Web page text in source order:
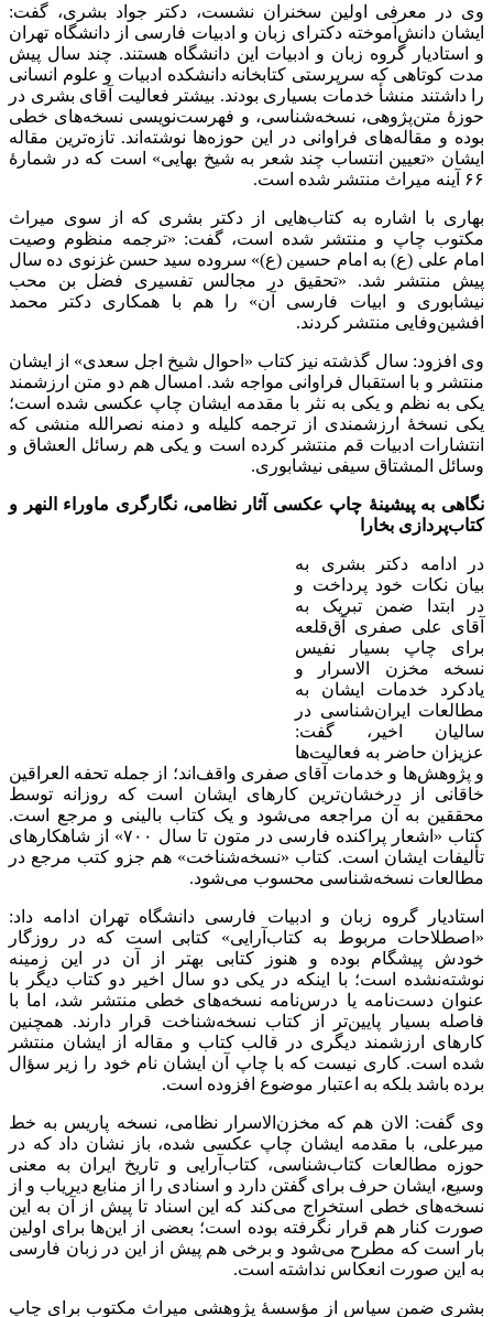
وی در معرفی اولین سخنران نشست، دکتر جواد بشری، گفت:
ایشان دانش‌آموخته دکترای زبان و ادبیات فارسی از دانشگاه تهران
و استادیار گروه زبان و ادبیات این دانشگاه هستند. چند سال پیش
مدت کوتاهی که سرپرستی کتابخانه دانشکده ادبیات و علوم انسانی
را داشتند منشأ خدمات بسیاری بودند. بیشتر فعالیت آقای بشری در
حوزۀ متن‌پژوهی، نسخه‌شناسی، و فهرست‌نویسی نسخه‌های خطی
بوده و مقاله‌های فراوانی در این حوزه‌ها نوشته‌اند. تازه‌ترین مقاله
ایشان «تعیین انتساب چند شعر به شیخ بهایی» است که در شمارۀ
۶۶ آینه میراث منتشر شده است.
بهاری با اشاره به کتاب‌هایی از دکتر بشری که از سوی میراث
مکتوب چاپ و منتشر شده است، گفت: «ترجمه منظوم وصیت‌
امام علی (ع) به امام حسین (ع)» سروده سید حسن غزنوی ده سال
پیش منتشر شد. «تحقیق در مجالس تفسیری فضل بن محب
نیشابوری و ابیات فارسی آن» را هم با همکاری دکتر محمد
افشین‌وفایی منتشر کردند‌.
وی افزود: سال گذشته نیز کتاب «احوال شیخ اجل سعدی» از ایشان
منتشر و با استقبال فراوانی مواجه شد. امسال هم دو متن ارزشمند
یکی به نظم و یکی به نثر با مقدمه ایشان چاپ عکسی شده است؛
یکی نسخۀ ارزشمندی از ترجمه کلیله و دمنه نصرالله منشی که
انتشارات ادبیات قم منتشر ‌کرده است و یکی هم رسائل العشاق و
وسائل المشتاق سیفی نیشابوری.
نگاهی به پیشینۀ چاپ عکسی آثار نظامی، نگارگری ماوراء النهر و
کتاب‌پردازی بخارا
در ادامه دکتر بشری به
بیان نکات خود پرداخت و
در ابتدا ضمن تبریک به
آقای علی صفری آق‌قلعه
برای چاپ بسیار نفیس
نسخه مخزن الاسرار و
یادکرد خدمات ایشان به
مطالعات ایران‌شناسی در
سالیان اخیر، گفت:
عزیزان حاضر به فعالیت‌ها
و پژوهش‌ها و خدمات آقای صفری واقف‌اند؛ از جمله تحفه ‌العراقین
خاقانی از درخشان‌ترین کارهای ایشان است که روزانه توسط
محققین به آن مراجعه می‌شود و یک کتاب بالینی و مرجع است.
کتاب «اشعار پراکنده فارسی در متون تا سال ۷۰۰» از شاهکارهای
تألیفات ایشان است. کتاب «نسخه‌شناخت» هم جزو کتب مرجع در
مطالعات نسخه‌شناسی محسوب می‌شود‌.
استادیار گروه زبان و ادبیات فارسی دانشگاه تهران ادامه داد:
«اصطلاحات مربوط به کتاب‌آرایی» کتابی است که در روزگار
خودش پیشگام بوده و هنوز کتابی بهتر از آن در این زمینه
نوشته‌نشده است؛ با اینکه در یکی دو سال اخیر دو کتاب دیگر با
عنوان دست‌نامه یا درس‌نامه نسخه‌های خطی منتشر شد، اما با
فاصله بسیار پایین‌تر از کتاب نسخه‌شناخت قرار دارند. همچنین
کارهای ارزشمند دیگری در قالب کتاب و مقاله از ایشان منتشر
شده‌ است. کاری نیست که با چاپ آن ایشان نام خود را زیر سؤال
برده باشد بلکه به اعتبار موضوع افزوده است.
وی گفت: الان هم که مخزن‌الاسرار نظامی، نسخه پاریس به خط
میرعلی، با مقدمه ایشان چاپ عکسی شده، باز نشان داد که در
حوزه مطالعات کتاب‌شناسی، کتاب‌آرایی و تاریخ ایران به معنی
وسیع، ایشان حرف برای گفتن دارد و اسنادی را از منابع دیریاب و از
نسخه‌های خطی استخراج می‌کند که این اسناد تا پیش از آن به این
صورت کنار هم قرار نگرفته بوده است؛ بعضی از این‌ها برای اولین
بار است که مطرح می‌شود و برخی هم پیش از این در زبان فارسی
به این صورت انعکاس نداشته است.
بشری ضمن سپاس از مؤسسۀ پژوهشی میراث مکتوب برای چاپ